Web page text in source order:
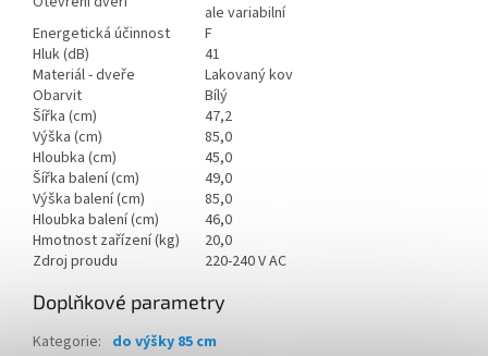
ale variabilní
Energetická účinnost
F
Hluk (dB)
41
Materiál - dveře
Lakovaný kov
Obarvit
Bílý
Šířka (cm)
47,2
Výška (cm)
85,0
Hloubka (cm)
45,0
Šířka balení (cm)
49,0
Výška balení (cm)
85,0
Hloubka balení (cm)
46,0
Hmotnost zařízení (kg)
20,0
Zdroj proudu
220-240 V AC
Doplňkové parametry
Kategorie: do výšky 85 cm